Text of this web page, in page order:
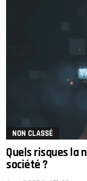
NON CLASSÉ
Quels risques la
société ?